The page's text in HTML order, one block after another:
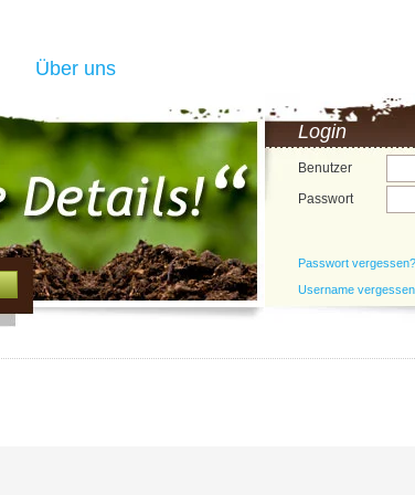
Login
Benutzer
Passwort
Passwort vergessen?
Username
Über uns